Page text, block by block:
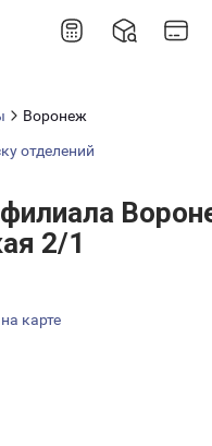
Воронеж
отделений
2/1
карте